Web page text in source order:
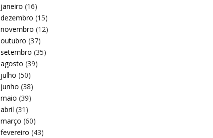
janeiro (16)
dezembro (15)
novembro (12)
outubro (37)
setembro (35)
agosto (39)
julho (50)
junho (38)
maio (39)
abril (31)
março (60)
fevereiro (43)